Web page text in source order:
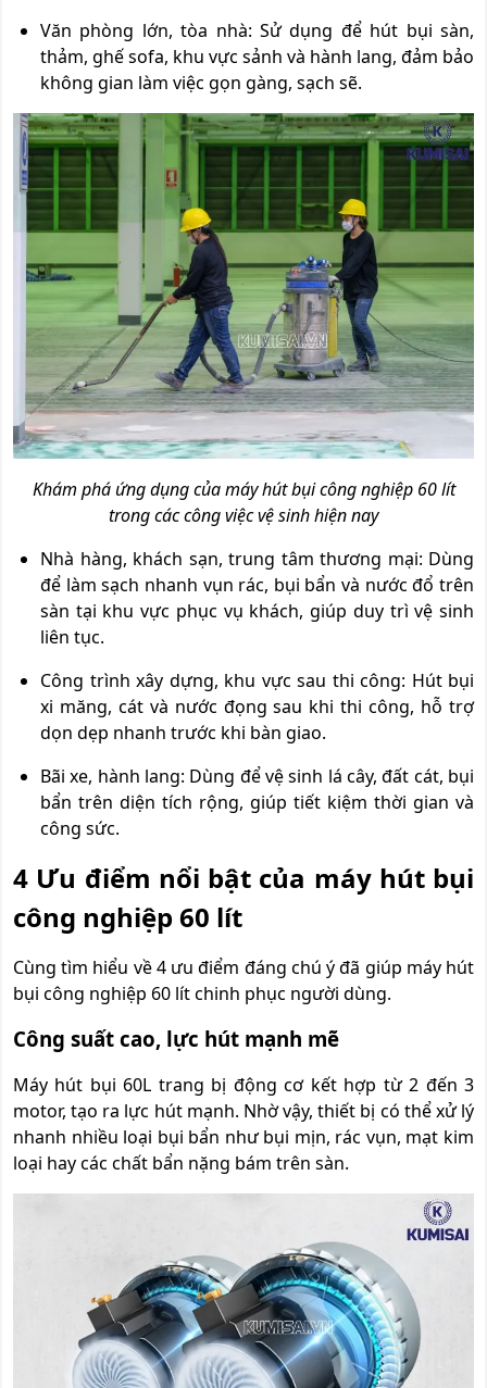
Văn phòng lớn, tòa nhà: Sử dụng để hút bụi sàn,
thảm, ghế sofa, khu vực sảnh và hành lang, đảm bảo
không gian làm việc gọn gàng, sạch sẽ.
Khám phá ứng dụng của máy hút bụi công nghiệp 60 lít
trong các công việc vệ sinh hiện nay
Nhà hàng, khách sạn, trung tâm thương mại: Dùng
để làm sạch nhanh vụn rác, bụi bẩn và nước đổ trên
sàn tại khu vực phục vụ khách, giúp duy trì vệ sinh
liên tục.
Công trình xây dựng, khu vực sau thi công: Hút bụi
xi măng, cát và nước đọng sau khi thi công, hỗ trợ
dọn dẹp nhanh trước khi bàn giao.
Bãi xe, hành lang: Dùng để vệ sinh lá cây, đất cát, bụi
bẩn trên diện tích rộng, giúp tiết kiệm thời gian và
công sức.
4 Ưu điểm nổi bật của máy hút bụi
công nghiệp 60 lít
Cùng tìm hiểu về 4 ưu điểm đáng chú ý đã giúp máy hút
bụi công nghiệp 60 lít chinh phục người dùng.
Công suất cao, lực hút mạnh mẽ
Máy hút bụi 60L trang bị động cơ kết hợp từ 2 đến 3
motor, tạo ra lực hút mạnh. Nhờ vậy, thiết bị có thể xử lý
nhanh nhiều loại bụi bẩn như bụi mịn, rác vụn, mạt kim
loại hay các chất bẩn nặng bám trên sàn.